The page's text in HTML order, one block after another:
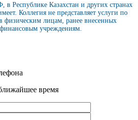
Республике Казахстан и других странах
Коллегия не представляет услуги по
физическим лицам, ранее внесенных
учреждениям.
время